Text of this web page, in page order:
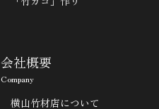
会社概要
Company
横山竹材店について